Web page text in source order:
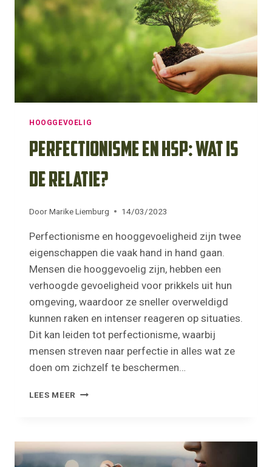
OP
MIJN
INTUITIE?
HOOGGEVOELIG
Perfectionisme en HSP: wat is
de relatie?
DoorMarike Liemburg 14/03/2023
Perfectionisme en hooggevoeligheid zijn twee
eigenschappen die vaak hand in hand gaan.
Mensen die hooggevoelig zijn, hebben een
verhoogde gevoeligheid voor prikkels uit hun
omgeving, waardoor ze sneller overweldigd
kunnen raken en intenser reageren op situaties.
Dit kan leiden tot perfectionisme, waarbij
mensen streven naar perfectie in alles wat ze
doen om zichzelf te beschermen…
LEES MEER PERFECTIONISME
IS
DE